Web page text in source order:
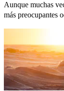
Aunque muchas
más preocupantes